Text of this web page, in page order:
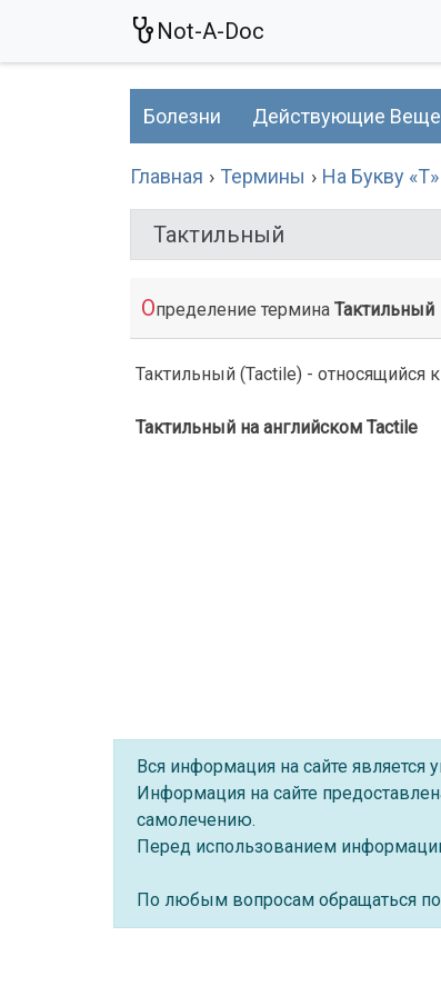
Not-A-Doc
Болезни Действующие
Главная Термины На Букву «Т»
Тактильный
Определение термина Тактильный
Тактильный (Tactile) - относящийся
Тактильный на английском Tactile
Вся информация на сайте
Информация на сайте
самолечению.
Перед использованием информации
По любым вопросам обращаться